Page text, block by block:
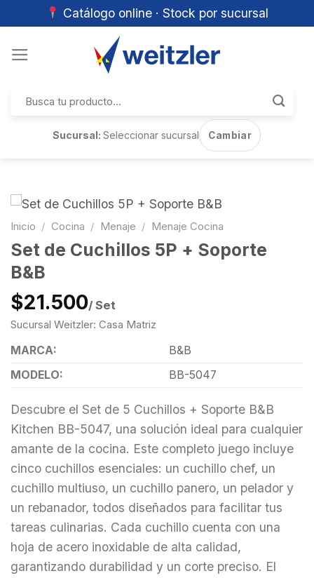
Catálogo online · Stock por sucursal
por:
Sucursal:Seleccionar sucursal Cambiar
Inicio / Cocina / Menaje / Menaje Cocina
Set de Cuchillos 5P + Soporte
B&B
$21.500/ Set
Sucursal Weitzler: Casa Matriz
MARCA:
B&B
MODELO:
BB-5047
Descubre el Set de 5 Cuchillos + Soporte B&B
Kitchen BB-5047, una solución ideal para cualquier
amante de la cocina. Este completo juego incluye
cinco cuchillos esenciales: un cuchillo chef, un
cuchillo multiuso, un cuchillo panero, un pelador y
un rebanador, todos diseñados para facilitar tus
tareas culinarias. Cada cuchillo cuenta con una
hoja de acero inoxidable de alta calidad,
garantizando durabilidad y un corte preciso. El